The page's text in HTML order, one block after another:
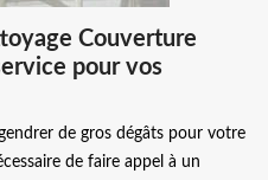
Couverture
pour vos
de gros dégâts pour votre
de faire appel à un